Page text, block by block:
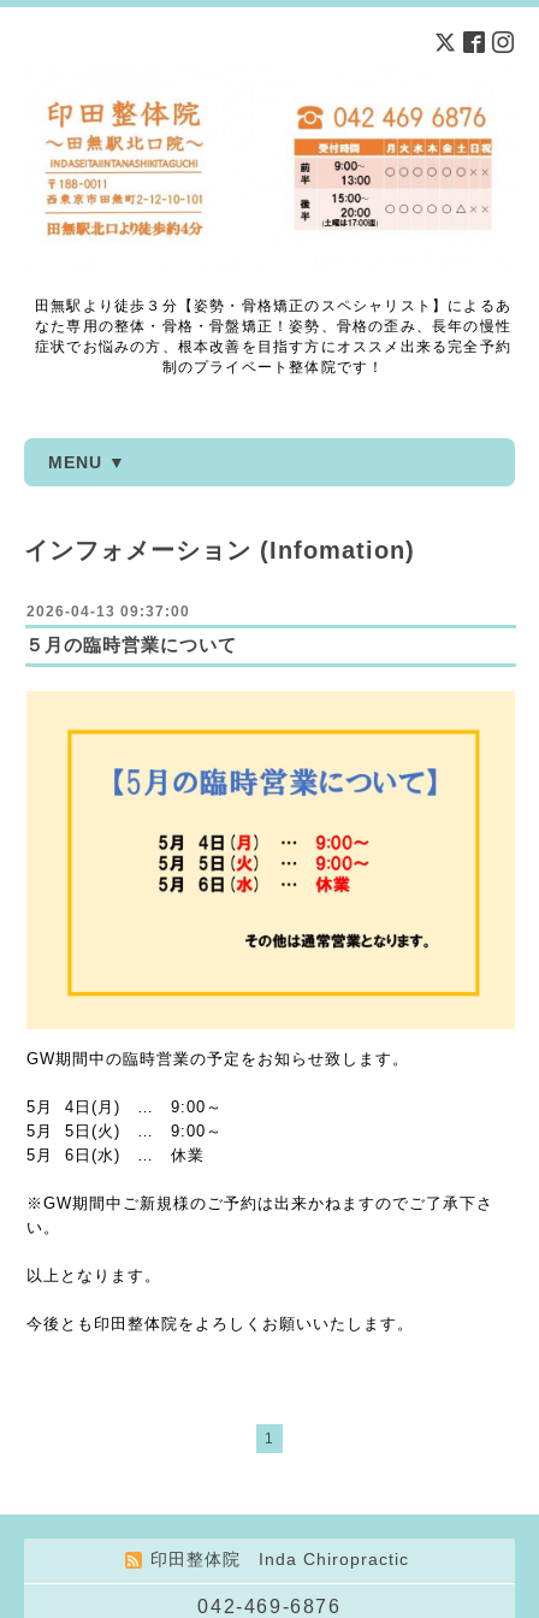
田無駅より徒歩３分【姿勢・骨格矯正のスペシャリスト】によるあ
なた専用の整体・骨格・骨盤矯正！姿勢、骨格の歪み、長年の慢性
症状でお悩みの方、根本改善を目指す方にオススメ出来る完全予約
制のプライベート整体院です！
MENU ▼
インフォメーション (Infomation)
2026-04-13 09:37:00
５月の臨時営業について
GW期間中の臨時営業の予定をお知らせ致します。
5月 4日(月) … 9:00～
5月 5日(火) … 9:00～
5月 6日(水) … 休業
※GW期間中ご新規様のご予約は出来かねますのでご了承下さ
い。
以上となります。
今後とも印田整体院をよろしくお願いいたします。
1
印田整体院 Inda Chiropractic
042-469-6876